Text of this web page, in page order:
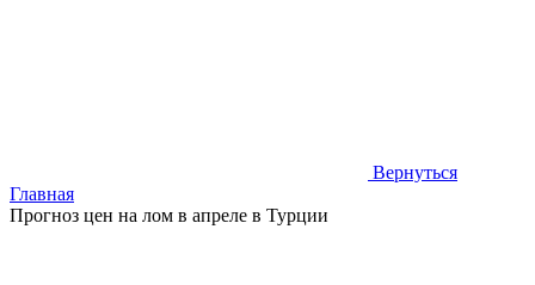
Вернуться
Главная
Прогноз цен на лом в апреле в Турции